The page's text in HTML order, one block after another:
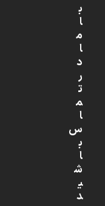
ب
ا
م
ا
د
ر
ت
م
ا
س
ب
ا
ش
ی
د